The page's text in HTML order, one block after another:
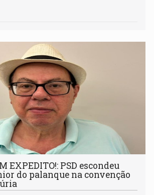
EXPEDITO!: PSD escondeu
do palanque na convenção